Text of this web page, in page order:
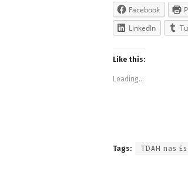
Facebook
LinkedIn
Like this:
Loading...
Tags: TDAH nas